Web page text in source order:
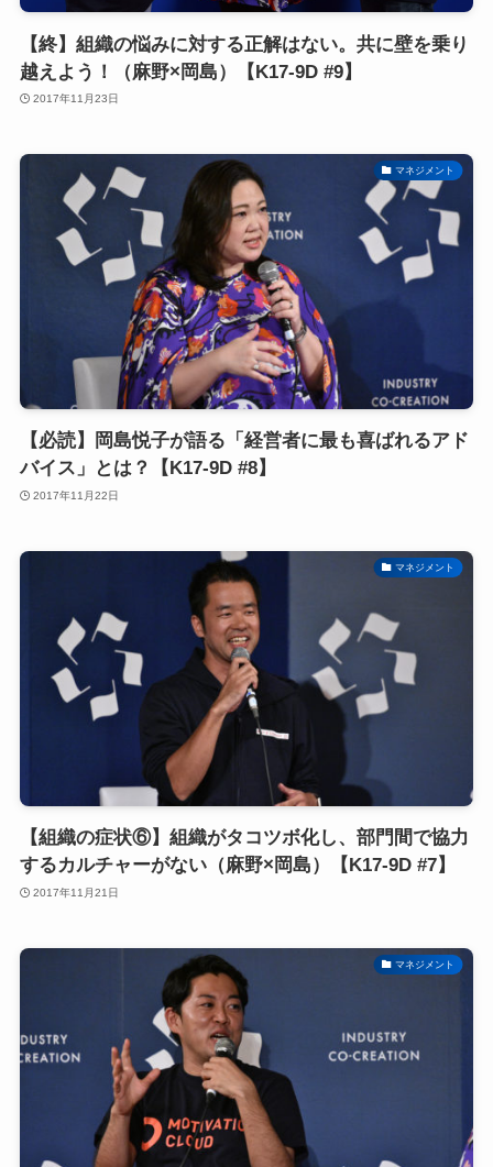
【終】組織の悩みに対する正解はない。共に壁を乗り
越えよう！（麻野×岡島）【K17-9D #9】
2017年11月23日
マネジメント
【必読】岡島悦子が語る「経営者に最も喜ばれるアド
バイス」とは？【K17-9D #8】
2017年11月22日
マネジメント
【組織の症状⑥】組織がタコツボ化し、部門間で協力
するカルチャーがない（麻野×岡島）【K17-9D #7】
2017年11月21日
マネジメント